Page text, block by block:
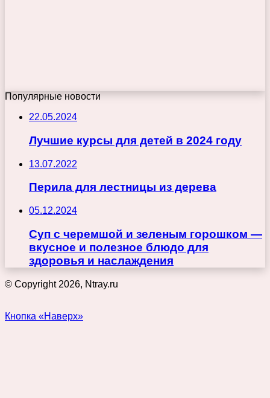
Популярные новости
22.05.2024
Лучшие курсы для детей в 2024 году
13.07.2022
Перила для лестницы из дерева
05.12.2024
Суп с черемшой и зеленым горошком —
вкусное и полезное блюдо для
здоровья и наслаждения
© Copyright 2026, Ntray.ru
Кнопка «Наверх»